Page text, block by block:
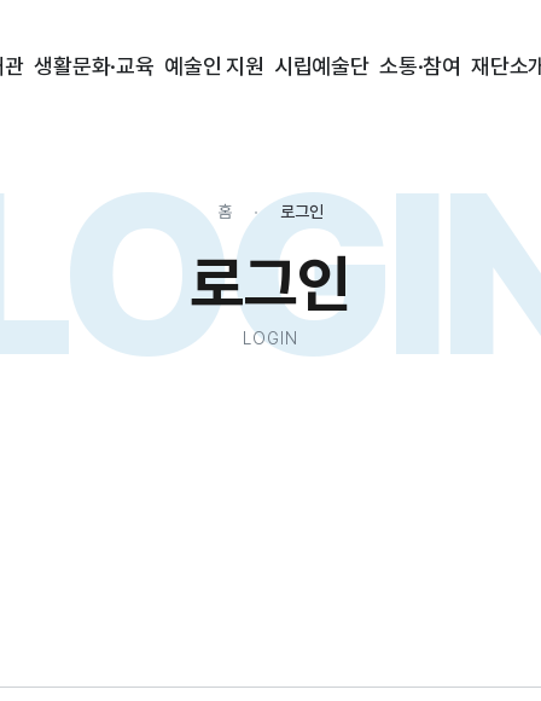
관 생활문화·교육 예술인 지원 시립예술단 소통·참여 재단소
홈 로그인
로그인
LOGIN